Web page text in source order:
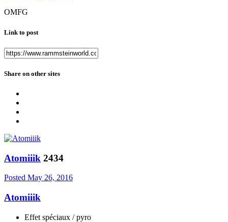
OMFG
Link to post
Share on other sites
Atomiiik 2434
Posted May 26, 2016
Atomiiik
Effet spéciaux / pyro